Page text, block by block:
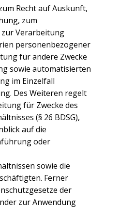
Recht auf Auskunft,
zum
Verarbeitung
personenbezogener
für andere Zwecke
sowie automatisierten
im Einzelfall
Des Weiteren regelt
für Zwecke des
(§ 26 BDSG),
auf die
oder
sowie die
Ferner
der
zur Anwendung